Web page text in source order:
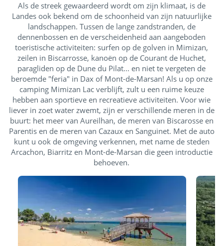
Als de streek gewaardeerd wordt om zijn klimaat, is de
Landes ook bekend om de schoonheid van zijn natuurlijke
landschappen. Tussen de lange zandstranden, de
dennenbossen en de verscheidenheid aan aangeboden
toeristische activiteiten: surfen op de golven in Mimizan,
zeilen in Biscarrosse, kanoën op de Courant de Huchet,
paragliden op de Dune du Pilat... en niet te vergeten de
beroemde "feria" in Dax of Mont-de-Marsan! Als u op onze
camping Mimizan Lac verblijft, zult u een ruime keuze
hebben aan sportieve en recreatieve activiteiten. Voor wie
liever in zoet water zwemt, zijn er verschillende meren in de
buurt: het meer van Aureilhan, de meren van Biscarosse en
Parentis en de meren van Cazaux en Sanguinet. Met de auto
kunt u ook de omgeving verkennen, met name de steden
Arcachon, Biarritz en Mont-de-Marsan die geen introductie
behoeven.